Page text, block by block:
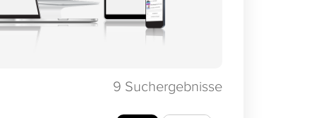
9 Suchergebnisse